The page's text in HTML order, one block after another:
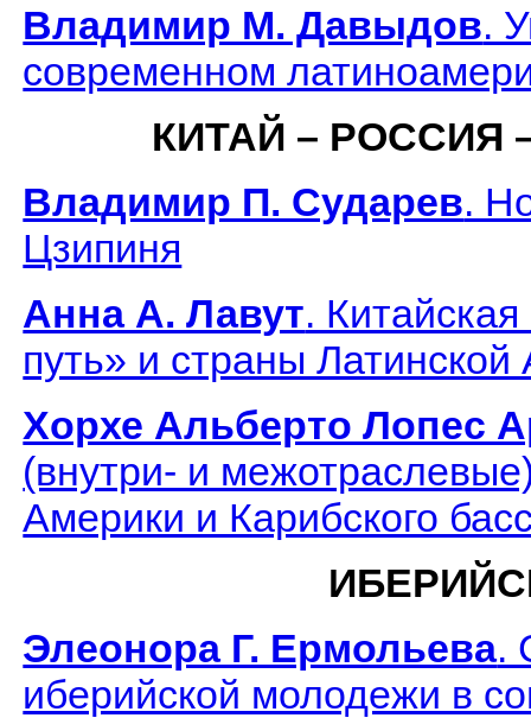
Владимир М. Давыдов.
современном
КИТАЙ – РОССИЯ
Владимир П. Сударев.
Цзипиня
Анна А. Лавут.
путь» и страны
Хорхе Альберто Лопес
(внутри- и
Америки и Карибского
Элеонора Г. Ермольева.
иберийской молодежи в